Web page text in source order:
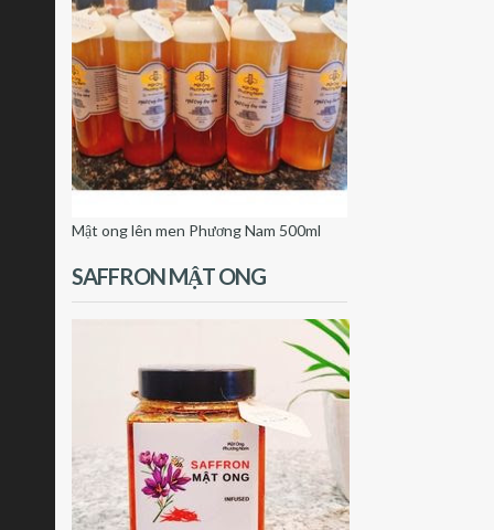
Mật ong lên men Phương Nam 500ml
SAFFRON MẬT ONG